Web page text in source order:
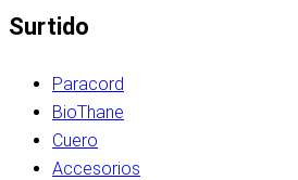
Surtido
Paracord
BioThane
Cuero
Accesorios